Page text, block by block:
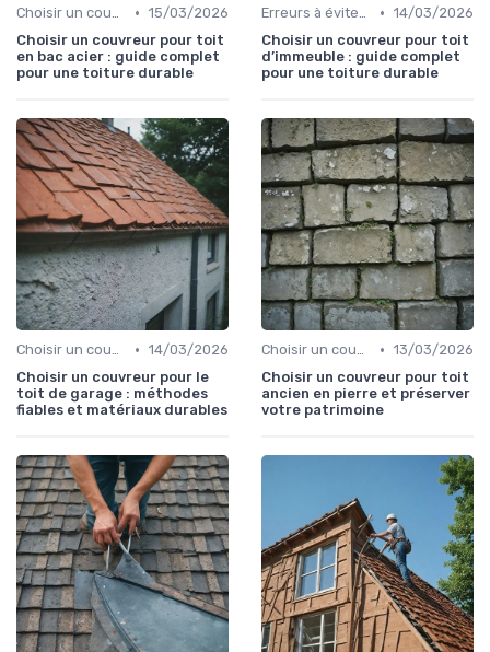
Choisir un couvreur • 15/03/2026
Choisir un couvreur pour toit
en bac acier : guide complet
pour une toiture durable
Erreurs à éviter sur son toit • 14/03/2026
Choisir un couvreur pour toit
d’immeuble : guide complet
pour une toiture durable
Choisir un couvreur • 14/03/2026
Choisir un couvreur pour le
toit de garage : méthodes
fiables et matériaux durables
Choisir un couvreur • 13/03/2026
Choisir un couvreur pour toit
ancien en pierre et préserver
votre patrimoine